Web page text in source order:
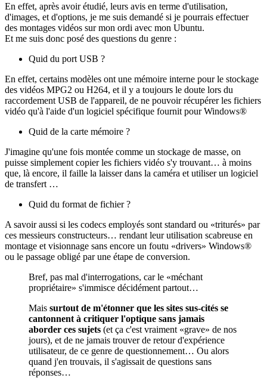
En effet, après avoir étudié, leurs avis en terme d'utilisation,
d'images, et d'options, je me suis demandé si je pourrais effectuer
des montages vidéos sur mon ordi avec mon Ubuntu.
Et me suis donc posé des questions du genre :
Quid du port USB ?
En effet, certains modèles ont une mémoire interne pour le stockage
des vidéos MPG2 ou H264, et il y a toujours le doute lors du
raccordement USB de l'appareil, de ne pouvoir récupérer les fichiers
vidéo qu'à l'aide d'un logiciel spécifique fournit pour Windows®
Quid de la carte mémoire ?
J'imagine qu'une fois montée comme un stockage de masse, on
puisse simplement copier les fichiers vidéo s'y trouvant… à moins
que, là encore, il faille la laisser dans la caméra et utiliser un logiciel
de transfert …
Quid du format de fichier ?
A savoir aussi si les codecs employés sont standard ou «triturés» par
ces messieurs constructeurs… rendant leur utilisation scabreuse en
montage et visionnage sans encore un foutu «drivers» Windows®
ou le passage obligé par une étape de conversion.
Bref, pas mal d'interrogations, car le «méchant
propriétaire» s'immisce décidément partout…
Mais surtout de m'étonner que les sites sus-cités se
cantonnent à critiquer l'optique sans jamais
aborder ces sujets (et ça c'est vraiment «grave» de nos
jours), et de ne jamais trouver de retour d'expérience
utilisateur, de ce genre de questionnement… Ou alors
quand j'en trouvais, il s'agissait de questions sans
réponses…